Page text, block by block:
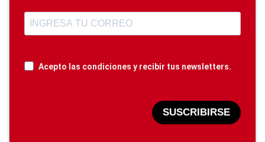
Acepto las condiciones y recibir tus newsletters.
SUSCRIBIRSE